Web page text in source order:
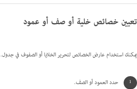
تعيين خصائص خلية أو صف أو عمود
يمكنك استخدام عارض الخصائص لتحرير الخلايا أو الصفوف في جدول.
حدد العمود أو الصف.